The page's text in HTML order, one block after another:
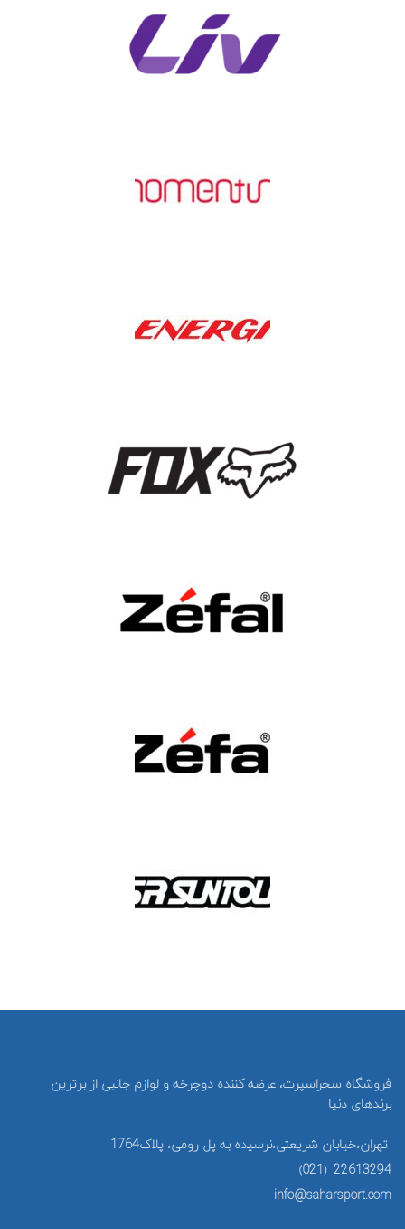
فروشگاه سحراسپرت، عرضه کننده دوچرخه و لوازم جانبی از برترین
برندهای دنیا
تهران،خیابان شریعتی،نرسیده به پل رومی، پلاک1764
22613294 (021)
info@saharsport.com